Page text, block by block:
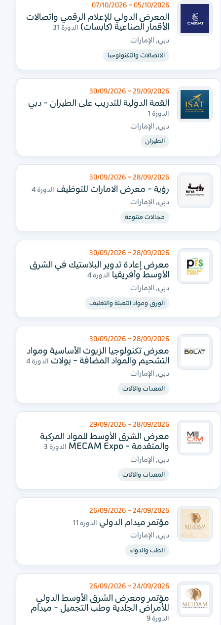
05/10/2026 ~ 07/10/2026
المعرض الدولي للإعلام الرقمي واتصالات
الأقمار الصناعية (كابسات) الدورة 31
دبي, الإمارات
الاتصالات والتكنولوجيا
29/09/2026 ~ 30/09/2026
القمة الدولية للتدريب على الطيران - دبي
الدورة 1
دبي, الإمارات
الطيران
28/09/2026 ~ 30/09/2026
رؤية - معرض الامارات للتوظيف الدورة 4
دبي, الإمارات
مجالات متنوعة
28/09/2026 ~ 30/09/2026
معرض إعادة تدوير البلاستيك في الشرق
الأوسط وأفريقيا الدورة 4
دبي, الإمارات
الورق ومواد التعبئة والتغليف
28/09/2026 ~ 30/09/2026
معرض تكنولوجيا الزيوت الأساسية ومواد
التشحيم والمواد المضافة - بولات الدورة 4
دبي, الإمارات
المعدات والآلات
28/09/2026 ~ 29/09/2026
معرض الشرق الأوسط للمواد المركبة
والمتقدمة - MECAM Expo الدورة 3
دبي, الإمارات
المعدات والآلات
24/09/2026 ~ 26/09/2026
مؤتمر ميدام الدولي الدورة 11
دبي, الإمارات
الطب والدواء
24/09/2026 ~ 26/09/2026
مؤتمر ومعرض الشرق الأوسط الدولي
للأمراض الجلدية وطب التجميل - ميدام
الدورة 9